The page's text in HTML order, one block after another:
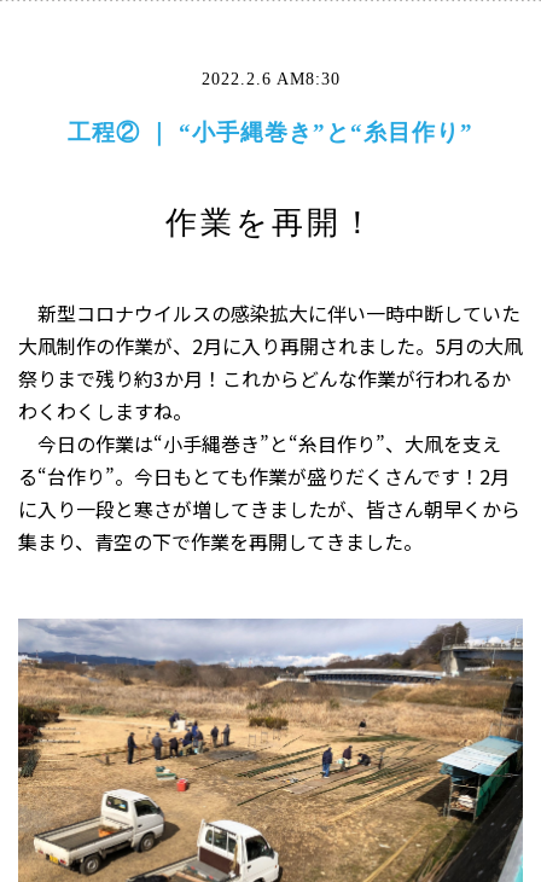
2022.2.6 AM8:30
工程② ｜ “小手縄巻き”と“糸目作り”
作業を再開！
新型コロナウイルスの感染拡大に伴い一時中断していた
大凧制作の作業が、2月に入り再開されました。5月の大凧
祭りまで残り約3か月！これからどんな作業が行われるか
わくわくしますね。
今日の作業は“小手縄巻き”と“糸目作り”、大凧を支え
る“台作り”。今日もとても作業が盛りだくさんです！2月
に入り一段と寒さが増してきましたが、皆さん朝早くから
集まり、青空の下で作業を再開してきました。